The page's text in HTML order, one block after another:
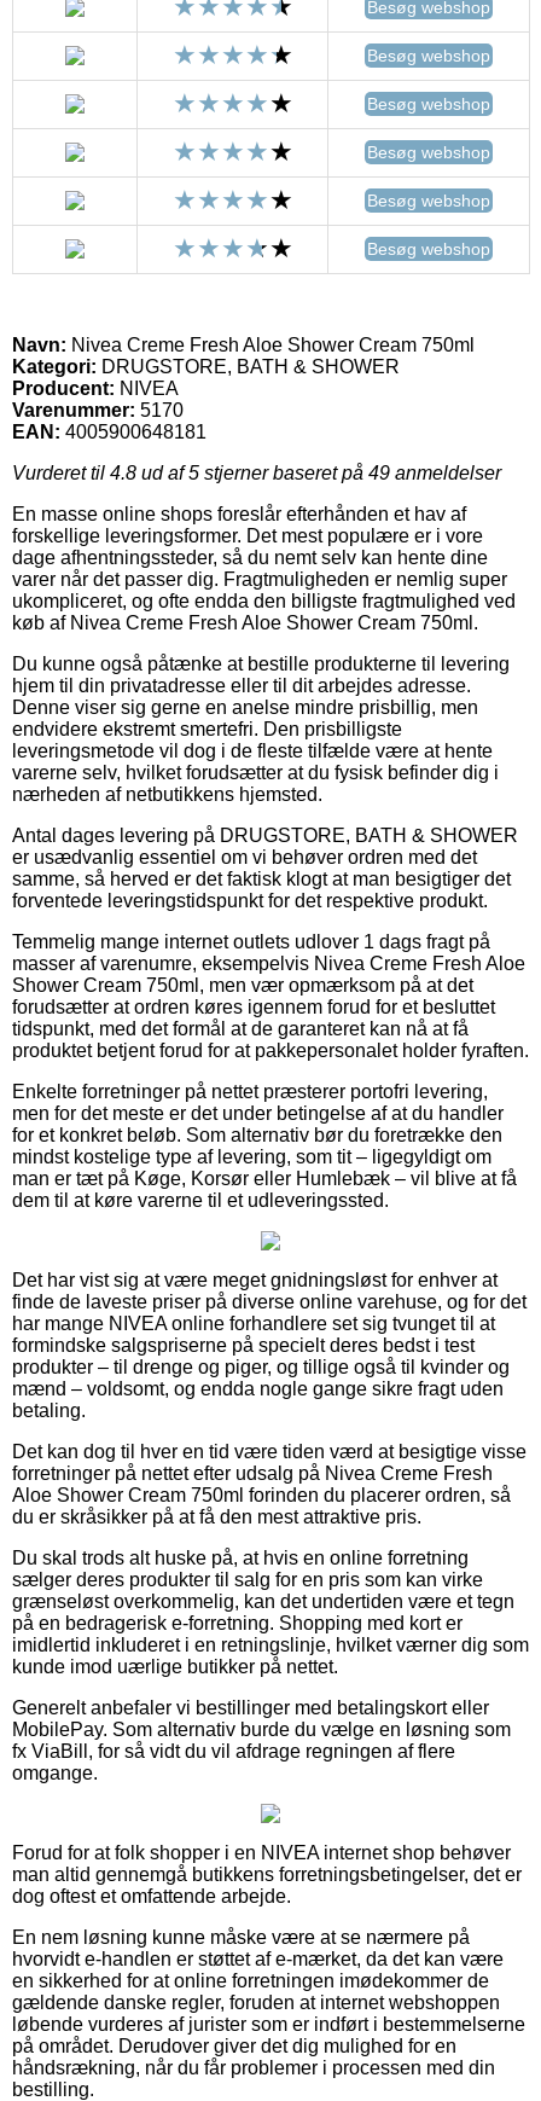
Besøg webshop
Besøg webshop
Besøg webshop
Besøg webshop
Besøg webshop
Besøg webshop
Navn: Nivea Creme Fresh Aloe Shower Cream 750ml
Kategori: DRUGSTORE, BATH & SHOWER
Producent: NIVEA
Varenummer: 5170
EAN: 4005900648181
Vurderet til 4.8 ud af 5 stjerner baseret på 49 anmeldelser
En masse online shops foreslår efterhånden et hav af
forskellige leveringsformer. Det mest populære er i vore
dage afhentningssteder, så du nemt selv kan hente dine
varer når det passer dig. Fragtmuligheden er nemlig super
ukompliceret, og ofte endda den billigste fragtmulighed ved
køb af Nivea Creme Fresh Aloe Shower Cream 750ml.
Du kunne også påtænke at bestille produkterne til levering
hjem til din privatadresse eller til dit arbejdes adresse.
Denne viser sig gerne en anelse mindre prisbillig, men
endvidere ekstremt smertefri. Den prisbilligste
leveringsmetode vil dog i de fleste tilfælde være at hente
varerne selv, hvilket forudsætter at du fysisk befinder dig i
nærheden af netbutikkens hjemsted.
Antal dages levering på DRUGSTORE, BATH & SHOWER
er usædvanlig essentiel om vi behøver ordren med det
samme, så herved er det faktisk klogt at man besigtiger det
forventede leveringstidspunkt for det respektive produkt.
Temmelig mange internet outlets udlover 1 dags fragt på
masser af varenumre, eksempelvis Nivea Creme Fresh Aloe
Shower Cream 750ml, men vær opmærksom på at det
forudsætter at ordren køres igennem forud for et besluttet
tidspunkt, med det formål at de garanteret kan nå at få
produktet betjent forud for at pakkepersonalet holder fyraften.
Enkelte forretninger på nettet præsterer portofri levering,
men for det meste er det under betingelse af at du handler
for et konkret beløb. Som alternativ bør du foretrække den
mindst kostelige type af levering, som tit – ligegyldigt om
man er tæt på Køge, Korsør eller Humlebæk – vil blive at få
dem til at køre varerne til et udleveringssted.
Det har vist sig at være meget gnidningsløst for enhver at
finde de laveste priser på diverse online varehuse, og for det
har mange NIVEA online forhandlere set sig tvunget til at
formindske salgspriserne på specielt deres bedst i test
produkter – til drenge og piger, og tillige også til kvinder og
mænd – voldsomt, og endda nogle gange sikre fragt uden
betaling.
Det kan dog til hver en tid være tiden værd at besigtige visse
forretninger på nettet efter udsalg på Nivea Creme Fresh
Aloe Shower Cream 750ml forinden du placerer ordren, så
du er skråsikker på at få den mest attraktive pris.
Du skal trods alt huske på, at hvis en online forretning
sælger deres produkter til salg for en pris som kan virke
grænseløst overkommelig, kan det undertiden være et tegn
på en bedragerisk e-forretning. Shopping med kort er
imidlertid inkluderet i en retningslinje, hvilket værner dig som
kunde imod uærlige butikker på nettet.
Generelt anbefaler vi bestillinger med betalingskort eller
MobilePay. Som alternativ burde du vælge en løsning som
fx ViaBill, for så vidt du vil afdrage regningen af flere
omgange.
Forud for at folk shopper i en NIVEA internet shop behøver
man altid gennemgå butikkens forretningsbetingelser, det er
dog oftest et omfattende arbejde.
En nem løsning kunne måske være at se nærmere på
hvorvidt e-handlen er støttet af e-mærket, da det kan være
en sikkerhed for at online forretningen imødekommer de
gældende danske regler, foruden at internet webshoppen
løbende vurderes af jurister som er indført i bestemmelserne
på området. Derudover giver det dig mulighed for en
håndsrækning, når du får problemer i processen med din
bestilling.